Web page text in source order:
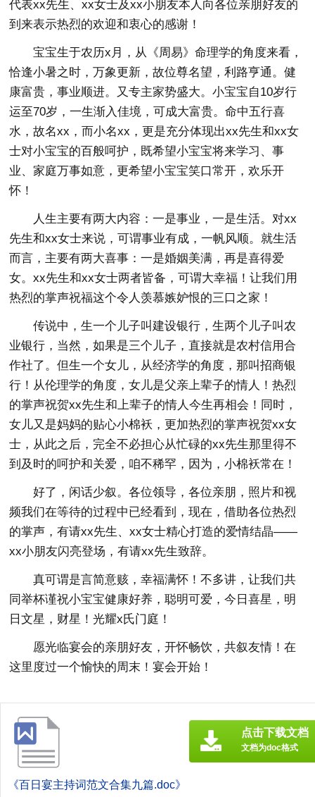
代表xx先生、xx女士及xx小朋友本人向各位亲朋好友的
到来表示热烈的欢迎和衷心的感谢！
宝宝生于农历x月，从《周易》命理学的角度来看，
恰逢小暑之时，万象更新，故位尊名望，利路亨通。健
康富贵，事业顺进。又专主家势盛大。小宝宝自10岁行
运至70岁，一生渐入佳境，可成大富贵。命中五行喜
水，故名xx，而小名xx，更是充分体现出xx先生和xx女
士对小宝宝的百般呵护，既希望小宝宝将来学习、事
业、家庭万事如意，更希望小宝宝笑口常开，欢乐开
怀！
人生主要有两大内容：一是事业，一是生活。对xx
先生和xx女士来说，可谓事业有成，一帆风顺。就生活
而言，主要有两大喜事：一是婚姻美满，再是喜得爱
女。xx先生和xx女士两者皆备，可谓大幸福！让我们用
热烈的掌声祝福这个令人羡慕嫉妒恨的三口之家！
传说中，生一个儿子叫建设银行，生两个儿子叫农
业银行，当然，如果是三个儿子，直接就是农村信用合
作社了。但生一个女儿，从经济学的角度，那叫招商银
行！从伦理学的角度，女儿是父亲上辈子的情人！热烈
的掌声祝贺xx先生和上辈子的情人今生再相会！同时，
女儿又是妈妈的贴心小棉袄，更加热烈的掌声祝贺xx女
士，从此之后，完全不必担心从忙碌的xx先生那里得不
到及时的呵护和关爱，咱不稀罕，因为，小棉袄常在！
好了，闲话少叙。各位领导，各位亲朋，照片和视
频我们在等待的过程中已经看到，现在，借助各位热烈
的掌声，有请xx先生、xx女士精心打造的爱情结晶——
xx小朋友闪亮登场，有请xx先生致辞。
真可谓是言简意赅，幸福满怀！不多讲，让我们共
同举杯谨祝小宝宝健康好养，聪明可爱，今日喜星，明
日文星，财星！光耀x氏门庭！
愿光临宴会的亲朋好友，开怀畅饮，共叙友情！在
这里度过一个愉快的周末！宴会开始！
《百日宴主持词范文合集九篇.doc》
点击下载文档
文档为doc格式